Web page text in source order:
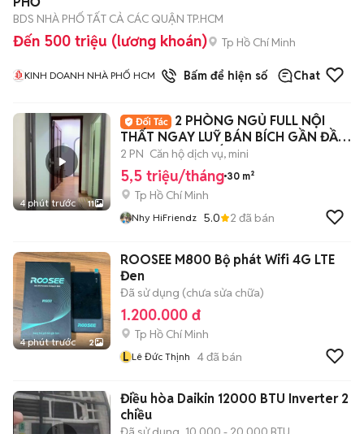
BDS NHÀ PHỐ TẤT CẢ CÁC QUẬN TP.HCM
Đến 500 triệu (lương khoán) Tp Hồ Chí Minh
KINH DOANH NHÀ PHỐ HCM 1đã bánBấm để hiện số Chat
4 phút trước 11
2 PHÒNG NGỦ FULL NỘI
THẤT NGAY LUỸ BÁN BÍCH GẦN ĐẦM
SEN, ĐH VĂN HIẾN
2 PN Căn hộ dịch vụ, mini
5,5 triệu/tháng 30 m²
Tp Hồ Chí Minh
Nhy HiFriendz 5.0 2 đã bán
4 phút trước 2
ROOSEE M800 Bộ phát Wifi 4G LTE
Đen
Đã sử dụng (chưa sửa chữa)
1.200.000 đ
Tp Hồ Chí Minh
L Lê Đức Thịnh 4đã bán
Điều hòa Daikin 12000 BTU Inverter 2
chiều